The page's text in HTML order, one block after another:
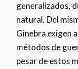
generalizados,
natural. Del
Ginebra exigen
métodos de
pesar de estos